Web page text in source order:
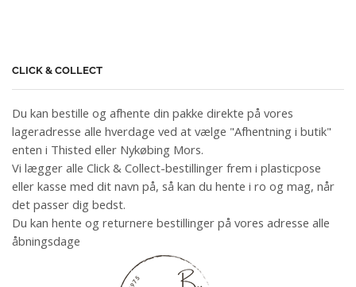
CLICK & COLLECT
Du kan bestille og afhente din pakke direkte på vores
lageradresse alle hverdage ved at vælge "Afhentning i butik"
enten i Thisted eller Nykøbing Mors.
Vi lægger alle Click & Collect-bestillinger frem i plasticpose
eller kasse med dit navn på, så kan du hente i ro og mag, når
det passer dig bedst.
Du kan hente og returnere bestillinger på vores adresse alle
åbningsdage